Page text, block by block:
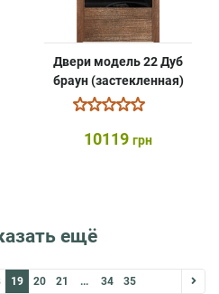
Двери модель 22 Дуб
браун (застекленная)
10119 грн
ещё
19 20 21 ... 34 35